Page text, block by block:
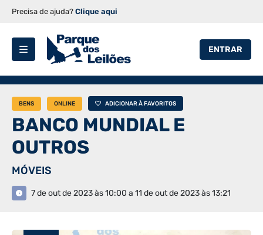
Precisa de ajuda? Clique aqui
ENTRAR
BENS ONLINE ADICIONAR À FAVORITOS
BANCO MUNDIAL E
OUTROS
MÓVEIS
7 de out de 2023 às 10:00 a 11 de out de 2023 às 13:21